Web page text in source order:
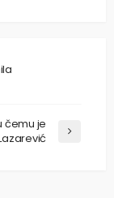
čemu je